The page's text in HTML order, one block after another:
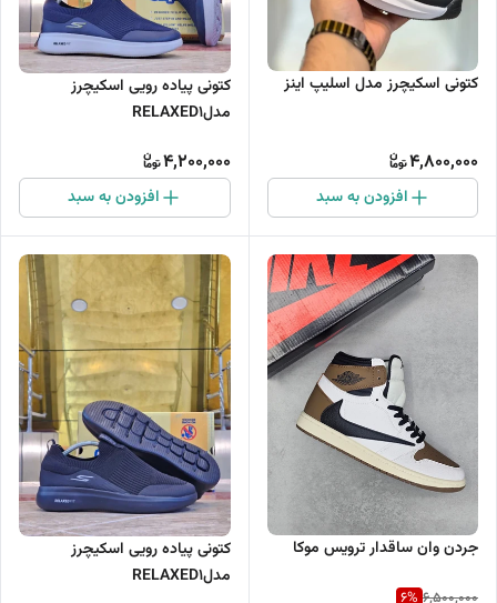
کتونی اسکیچرز مدل اسلیپ اینز
4,800,000
افزودن به سبد
کتونی پیاده رویی اسکیچرز
مدلRELAXED1
4,200,000
افزودن به سبد
جردن وان ساقدار ترویس موکا
6%
کتونی پیاده رویی اسکیچرز
مدلRELAXED1